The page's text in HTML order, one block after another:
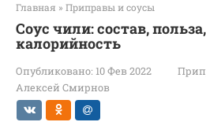
Главная » Приправы и соусы
Соус чили: состав,
калорийность
Опубликовано: 10 Фев 2022
Алексей Смирнов